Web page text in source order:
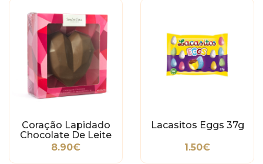
Coração Lapidado
Chocolate De Leite
8.90€
Lacasitos Eggs 37g
1.50€